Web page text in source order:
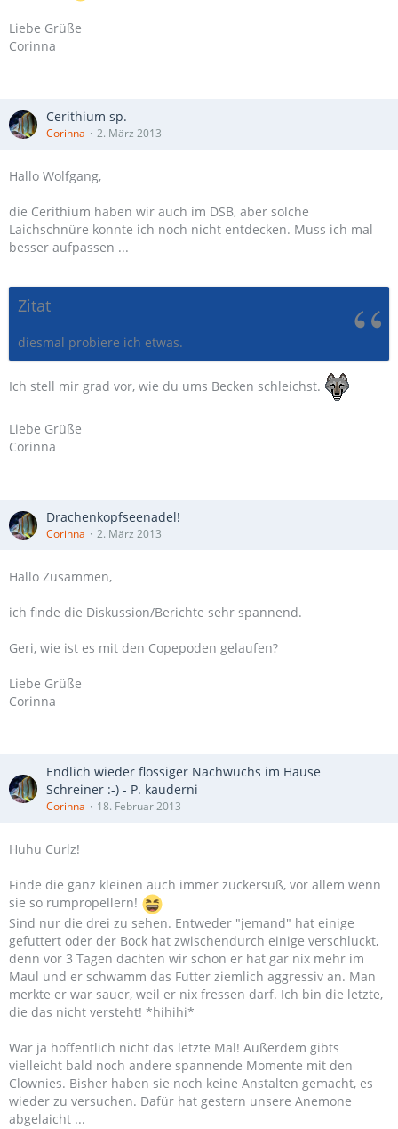
Liebe Grüße
Corinna
Cerithium sp.
Corinna 2. März 2013
Hallo Wolfgang,
die Cerithium haben wir auch im DSB, aber solche
Laichschnüre konnte ich noch nicht entdecken. Muss ich mal
besser aufpassen ...
Zitat
diesmal probiere ich etwas.
Ich stell mir grad vor, wie du ums Becken schleichst.
Liebe Grüße
Corinna
Drachenkopfseenadel!
Corinna 2. März 2013
Hallo Zusammen,
ich finde die Diskussion/Berichte sehr spannend.
Geri, wie ist es mit den Copepoden gelaufen?
Liebe Grüße
Corinna
Endlich wieder flossiger Nachwuchs im Hause
Schreiner :-) - P. kauderni
Corinna 18. Februar 2013
Huhu Curlz!
Finde die ganz kleinen auch immer zuckersüß, vor allem wenn
sie so rumpropellern!
Sind nur die drei zu sehen. Entweder "jemand" hat einige
gefuttert oder der Bock hat zwischendurch einige verschluckt,
denn vor 3 Tagen dachten wir schon er hat gar nix mehr im
Maul und er schwamm das Futter ziemlich aggressiv an. Man
merkte er war sauer, weil er nix fressen darf. Ich bin die letzte,
die das nicht versteht! *hihihi*
War ja hoffentlich nicht das letzte Mal! Außerdem gibts
vielleicht bald noch andere spannende Momente mit den
Clownies. Bisher haben sie noch keine Anstalten gemacht, es
wieder zu versuchen. Dafür hat gestern unsere Anemone
abgelaicht ...